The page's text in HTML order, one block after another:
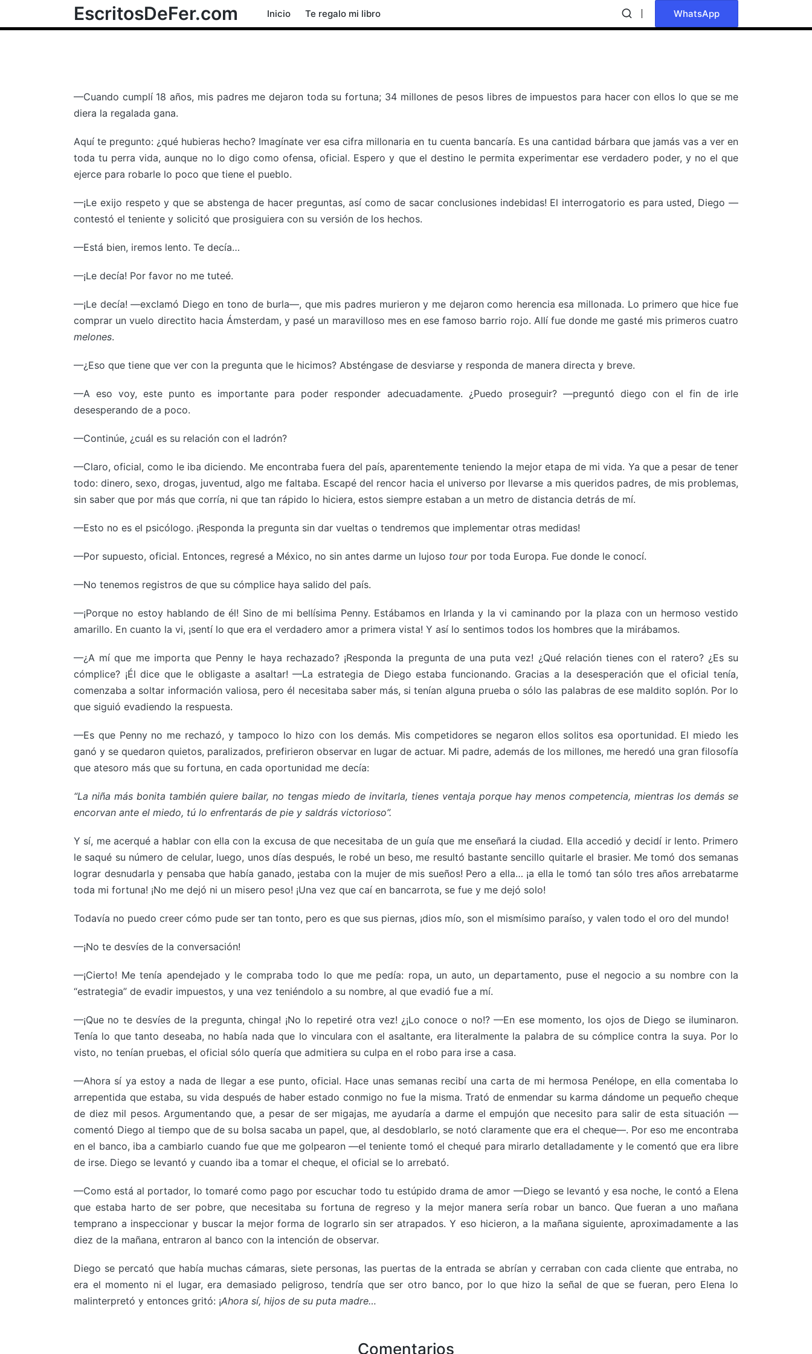
EscritosDeFer.com Inicio Te regalo mi libro WhatsApp
—Cuando cumplí 18 años, mis padres me dejaron toda su fortuna; 34 millones de pesos libres de impuestos para hacer con ellos lo que se me
diera la regalada gana.
Aquí te pregunto: ¿qué hubieras hecho? Imagínate ver esa cifra millonaria en tu cuenta bancaría. Es una cantidad bárbara que jamás vas a ver en
toda tu perra vida, aunque no lo digo como ofensa, oficial. Espero y que el destino le permita experimentar ese verdadero poder, y no el que
ejerce para robarle lo poco que tiene el pueblo.
—¡Le exijo respeto y que se abstenga de hacer preguntas, así como de sacar conclusiones indebidas! El interrogatorio es para usted, Diego —
contestó el teniente y solicitó que prosiguiera con su versión de los hechos.
—Está bien, iremos lento. Te decía…
—¡Le decía! Por favor no me tuteé.
—¡Le decía! —exclamó Diego en tono de burla—, que mis padres murieron y me dejaron como herencia esa millonada. Lo primero que hice fue
comprar un vuelo directito hacia Ámsterdam, y pasé un maravilloso mes en ese famoso barrio rojo. Allí fue donde me gasté mis primeros cuatro
melones.
—¿Eso que tiene que ver con la pregunta que le hicimos? Absténgase de desviarse y responda de manera directa y breve.
—A eso voy, este punto es importante para poder responder adecuadamente. ¿Puedo proseguir? —preguntó diego con el fin de irle
desesperando de a poco.
—Continúe, ¿cuál es su relación con el ladrón?
—Claro, oficial, como le iba diciendo. Me encontraba fuera del país, aparentemente teniendo la mejor etapa de mi vida. Ya que a pesar de tener
todo: dinero, sexo, drogas, juventud, algo me faltaba. Escapé del rencor hacia el universo por llevarse a mis queridos padres, de mis problemas,
sin saber que por más que corría, ni que tan rápido lo hiciera, estos siempre estaban a un metro de distancia detrás de mí.
—Esto no es el psicólogo. ¡Responda la pregunta sin dar vueltas o tendremos que implementar otras medidas!
—Por supuesto, oficial. Entonces, regresé a México, no sin antes darme un lujoso tourpor toda Europa. Fue donde le conocí.
—No tenemos registros de que su cómplice haya salido del país.
—¡Porque no estoy hablando de él! Sino de mi bellísima Penny. Estábamos en Irlanda y la vi caminando por la plaza con un hermoso vestido
amarillo. En cuanto la vi, ¡sentí lo que era el verdadero amor a primera vista! Y así lo sentimos todos los hombres que la mirábamos.
—¿A mí que me importa que Penny le haya rechazado? ¡Responda la pregunta de una puta vez! ¿Qué relación tienes con el ratero? ¿Es su
cómplice? ¡Él dice que le obligaste a asaltar! —La estrategia de Diego estaba funcionando. Gracias a la desesperación que el oficial tenía,
comenzaba a soltar información valiosa, pero él necesitaba saber más, si tenían alguna prueba o sólo las palabras de ese maldito soplón. Por lo
que siguió evadiendo la respuesta.
—Es que Penny no me rechazó, y tampoco lo hizo con los demás. Mis competidores se negaron ellos solitos esa oportunidad. El miedo les
ganó y se quedaron quietos, paralizados, prefirieron observar en lugar de actuar. Mi padre, además de los millones, me heredó una gran filosofía
que atesoro más que su fortuna, en cada oportunidad me decía:
“La niña más bonita también quiere bailar, no tengas miedo de invitarla, tienes ventaja porque hay menos competencia, mientras los demás se
encorvan ante el miedo, tú lo enfrentarás de pie y saldrás victorioso”.
Y sí, me acerqué a hablar con ella con la excusa de que necesitaba de un guía que me enseñará la ciudad. Ella accedió y decidí ir lento. Primero
le saqué su número de celular, luego, unos días después, le robé un beso, me resultó bastante sencillo quitarle el brasier. Me tomó dos semanas
lograr desnudarla y pensaba que había ganado, ¡estaba con la mujer de mis sueños! Pero a ella… ¡a ella le tomó tan sólo tres años arrebatarme
toda mi fortuna! ¡No me dejó ni un misero peso! ¡Una vez que caí en bancarrota, se fue y me dejó solo!
Todavía no puedo creer cómo pude ser tan tonto, pero es que sus piernas, ¡dios mío, son el mismísimo paraíso, y valen todo el oro del mundo!
—¡No te desvíes de la conversación!
—¡Cierto! Me tenía apendejado y le compraba todo lo que me pedía: ropa, un auto, un departamento, puse el negocio a su nombre con la
“estrategia” de evadir impuestos, y una vez teniéndolo a su nombre, al que evadió fue a mí.
—¡Que no te desvíes de la pregunta, chinga! ¡No lo repetiré otra vez! ¿¡Lo conoce o no!? —En ese momento, los ojos de Diego se iluminaron.
Tenía lo que tanto deseaba, no había nada que lo vinculara con el asaltante, era literalmente la palabra de su cómplice contra la suya. Por lo
visto, no tenían pruebas, el oficial sólo quería que admitiera su culpa en el robo para irse a casa.
—Ahora sí ya estoy a nada de llegar a ese punto, oficial. Hace unas semanas recibí una carta de mi hermosa Penélope, en ella comentaba lo
arrepentida que estaba, su vida después de haber estado conmigo no fue la misma. Trató de enmendar su karma dándome un pequeño cheque
de diez mil pesos. Argumentando que, a pesar de ser migajas, me ayudaría a darme el empujón que necesito para salir de esta situación —
comentó Diego al tiempo que de su bolsa sacaba un papel, que, al desdoblarlo, se notó claramente que era el cheque—. Por eso me encontraba
en el banco, iba a cambiarlo cuando fue que me golpearon —el teniente tomó el chequé para mirarlo detalladamente y le comentó que era libre
de irse. Diego se levantó y cuando iba a tomar el cheque, el oficial se lo arrebató.
—Como está al portador, lo tomaré como pago por escuchar todo tu estúpido drama de amor —Diego se levantó y esa noche, le contó a Elena
que estaba harto de ser pobre, que necesitaba su fortuna de regreso y la mejor manera sería robar un banco. Que fueran a uno mañana
temprano a inspeccionar y buscar la mejor forma de lograrlo sin ser atrapados. Y eso hicieron, a la mañana siguiente, aproximadamente a las
diez de la mañana, entraron al banco con la intención de observar.
Diego se percató que había muchas cámaras, siete personas, las puertas de la entrada se abrían y cerraban con cada cliente que entraba, no
era el momento ni el lugar, era demasiado peligroso, tendría que ser otro banco, por lo que hizo la señal de que se fueran, pero Elena lo
malinterpretó y entonces gritó: ¡Ahora sí, hijos de su puta madre…
Comentarios